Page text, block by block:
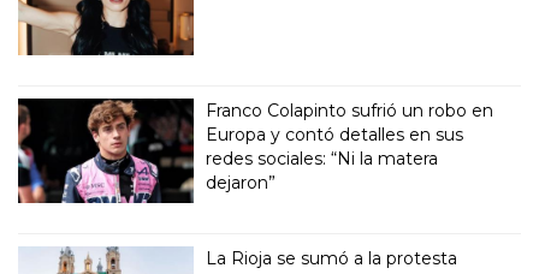
Franco Colapinto sufrió un robo en
Europa y contó detalles en sus
redes sociales: “Ni la matera
dejaron”
La Rioja se sumó a la protesta